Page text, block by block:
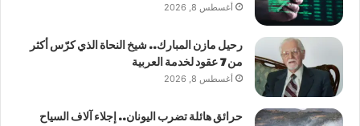
أغسطس 8, 2026
رحيل مازن المبارك.. شيخ النحاة الذي كرّس أكثر
من 7 عقود لخدمة العربية
أغسطس 8, 2026
حرائق هائلة تضرب اليونان.. إجلاء آلاف السياح